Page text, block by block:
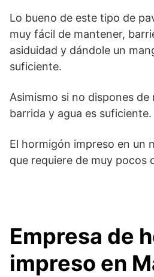
Lo bueno de este tipo de
muy fácil de mantener,
asiduidad y dándole un
suficiente.
Asimismo si no dispones de
barrida y agua es suficiente.
El hormigón impreso en un
que requiere de muy pocos
Empresa de
impreso en